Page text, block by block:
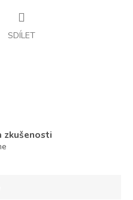
SDÍLET
zkušenosti